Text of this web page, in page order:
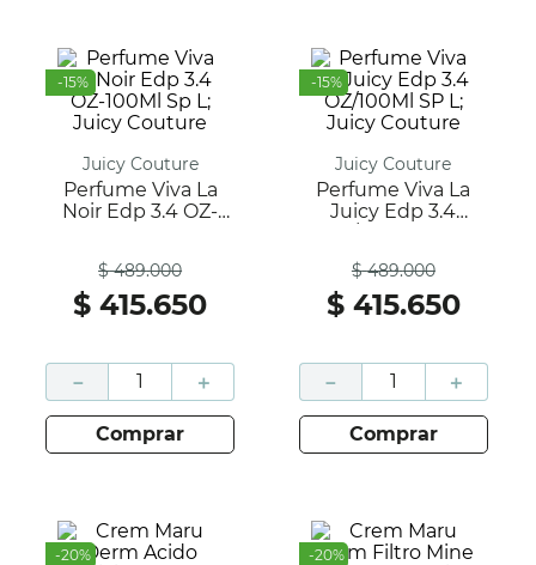
-15%
Juicy Couture
Perfume Viva La
Noir Edp 3.4 OZ-
$ 489.000
$ 415.650
＋
－
comprar
-15%
Juicy Couture
Perfume Viva La
Juicy Edp 3.4
$ 489.000
$ 415.650
＋
－
comprar
-20% -20%